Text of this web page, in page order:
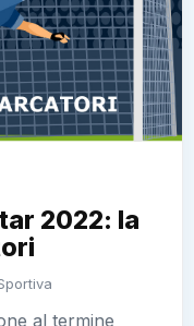
2022: la
al termine